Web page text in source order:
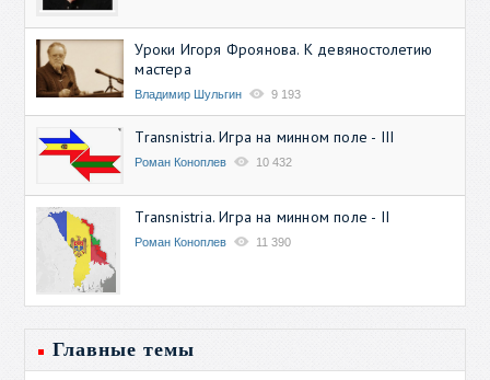
Уроки Игоря Фроянова. К девяностолетию
мастера
Владимир Шульгин 9 193
Transnistria. Игра на минном поле - III
Роман Коноплев 10 432
Transnistria. Игра на минном поле - II
Роман Коноплев 11 390
Главные темы